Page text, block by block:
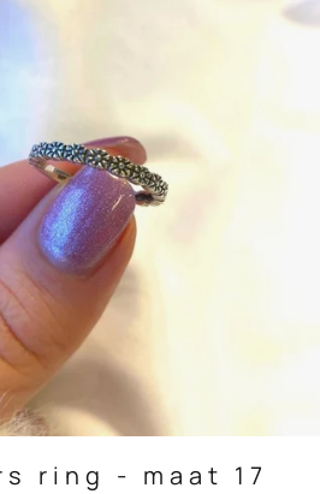
ring - maat 17